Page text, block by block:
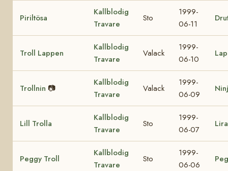
Piriltösa
Kallblodig
Travare
Sto
1999-
06-11
Troll Lappen
Kallblodig
Travare
Valack
1999-
06-10
Trollnin 📷
Kallblodig
Travare
Valack
1999-
06-09
Lill Trolla
Kallblodig
Travare
Sto
1999-
06-07
Peggy Troll
Kallblodig
Travare
Sto
1999-
06-06